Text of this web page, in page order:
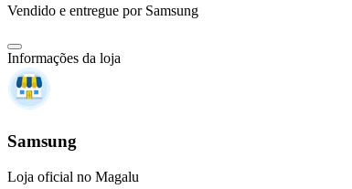
Vendido e entregue por Samsung
Informações da loja
Samsung
Loja oficial no Magalu